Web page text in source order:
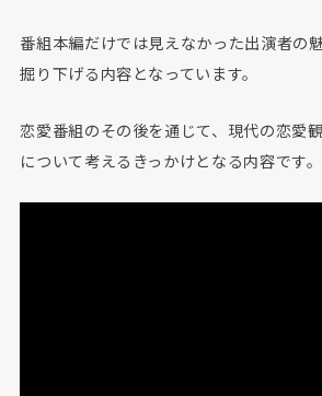
番組本編だけでは見えなかった出演者の
掘り下げる内容となっています。
恋愛番組のその後を通じて、現代の恋愛
について考えるきっかけとなる内容です